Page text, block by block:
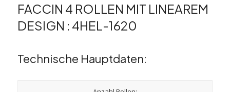
FACCIN 4 ROLLEN MIT LINEAREM
DESIGN : 4HEL-1620
Technische Hauptdaten: